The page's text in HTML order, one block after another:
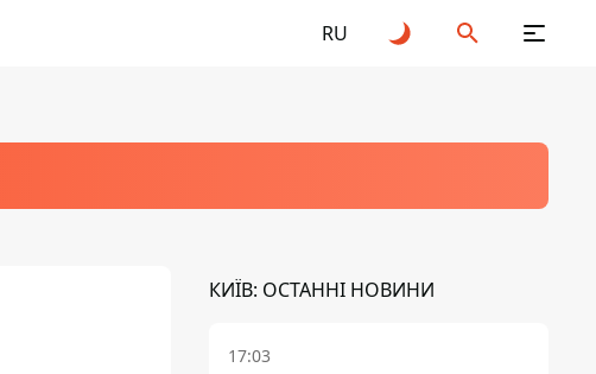
RU
КИЇВ: ОСТАННІ НОВИНИ
17:03